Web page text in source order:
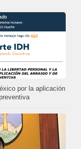
por la aplicación